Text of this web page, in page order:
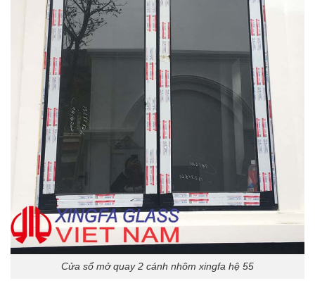
Cửa sổ mở quay 2 cánh nhôm xingfa hệ 55